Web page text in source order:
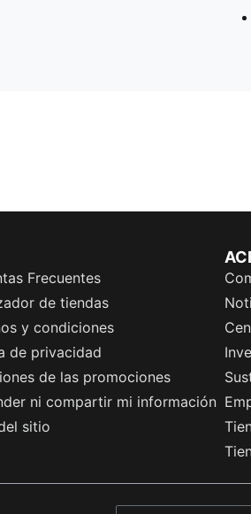
Frecuentes
de tiendas
y condiciones
de privacidad
de las promociones
ni compartir mi información
sitio